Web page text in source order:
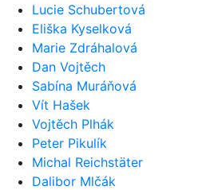
Lucie Schubertová
Eliška Kyselková
Marie Zdráhalová
Dan Vojtěch
Sabína Muráňová
Vít Hašek
Vojtěch Plhák
Peter Pikulík
Michal Reichstäter
Dalibor Mlčák